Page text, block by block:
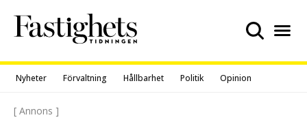
content
Nyheter Förvaltning Hållbarhet Politik Opinion
[ Annons ]